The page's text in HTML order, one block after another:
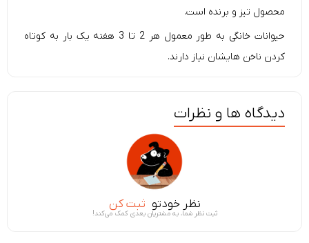
محصول تیز و برنده است.
حیوانات خانگی به طور معمول هر 2 تا 3 هفته یک بار به کوتاه
کردن ناخن هایشان نیاز دارند.
دیدگاه ها و نظرات
نظر خودتو ثبت کن
ثبت نظر شما، به مشتریان بعدی کمک می‌کند!